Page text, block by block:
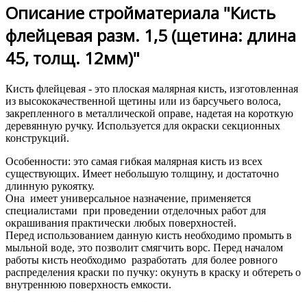
Описание стройматериала "Кисть
флейцевая разм. 1,5 (щетина: длина
45, толщ. 12мм)"
Кисть флейцевая - это плоская малярная кисть, изготовленная
из высококачественной щетины или из барсучьего волоса,
закрепленного в металлической оправе, надетая на короткую
деревянную ручку. Используется для окраски секционных
конструкций.
Особенности: это самая гибкая малярная кисть из всех
существующих. Имеет небольшую толщину, и достаточно
длинную рукоятку.
Она имеет универсальное назначение, применяется
специалистами при проведении отделочных работ для
окрашивания практически любых поверхностей.
Перед использованием данную кисть необходимо промыть в
мыльной воде, это позволит смягчить ворс. Перед началом
работы кисть необходимо разработать для более ровного
распределения краски по пучку: окунуть в краску и обтереть о
внутреннюю поверхность емкости.